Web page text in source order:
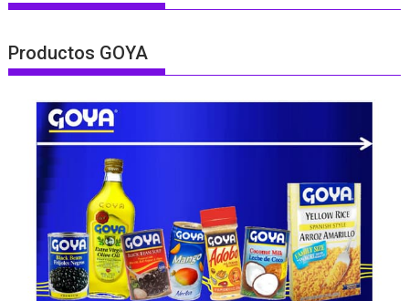
Productos GOYA